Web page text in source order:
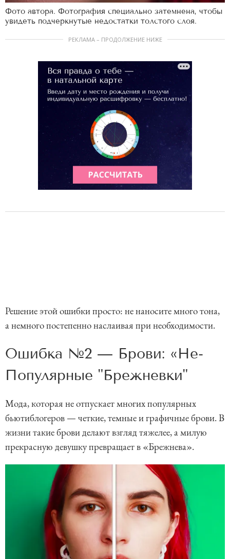
Фото автора. Фотография специально затемнена, чтобы
увидеть подчеркнутые недостатки толстого слоя.
РЕКЛАМА – ПРОДОЛЖЕНИЕ НИЖЕ
Решение этой ошибки просто: не наносите много тона,
а немного постепенно наслаивая при необходимости.
Ошибка №2 — Брови: «Не-
Популярные "Брежневки"
Мода, которая не отпускает многих популярных
бьютиблогеров — четкие, темные и графичные брови. В
жизни такие брови делают взгляд тяжелее, а милую
прекрасную девушку превращает в «Брежнева».